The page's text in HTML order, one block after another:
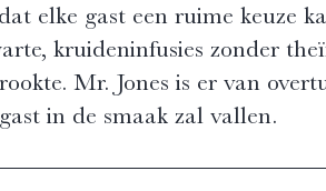
elke gast een ruime keuze
kruideninfusies zonder
Mr. Jones is er van
in de smaak zal vallen.